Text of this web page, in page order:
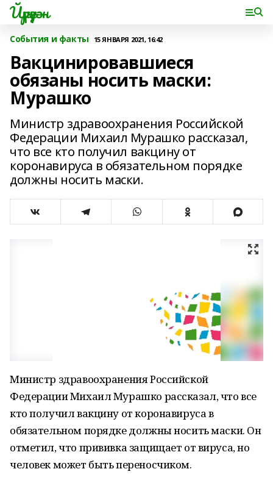
Йүрүҙән
События и факты 15 ЯНВАРЯ 2021, 16:42
Вакцинировавшиеся
обязаны носить маски:
Мурашко
Министр здравоохранения Российской
Федерации Михаил Мурашко рассказал,
что все кто получил вакцину от
коронавируса в обязательном порядке
должны носить маски.
Министр здравоохранения Российской
Федерации Михаил Мурашко рассказал, что все
кто получил вакцину от коронавируса в
обязательном порядке должны носить маски. Он
отметил, что прививка защищает от вируса, но
человек может быть переносчиком.